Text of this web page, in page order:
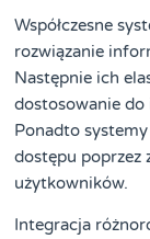
Współczesne
rozwiązanie
Następnie ich
dostosowanie
Ponadto
dostępu poprzez
użytkowników.
Integracja